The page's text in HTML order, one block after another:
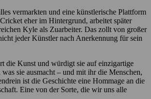
vermarkten und eine künstlerische Plattform
eher im Hintergrund, arbeitet später
Kyle als Zuarbeiter. Das zollt von großer
jeder Künstler nach Anerkennung für sein
die Kunst und würdigt sie auf einzigartige
was sie ausmacht – und mit ihr die Menschen,
ist die Geschichte eine Hommage an die
Eine von der Sorte, die wir uns alle